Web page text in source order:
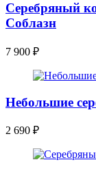
Серебряный
Соблазн
7 900 ₽
Небольшие
2 690 ₽